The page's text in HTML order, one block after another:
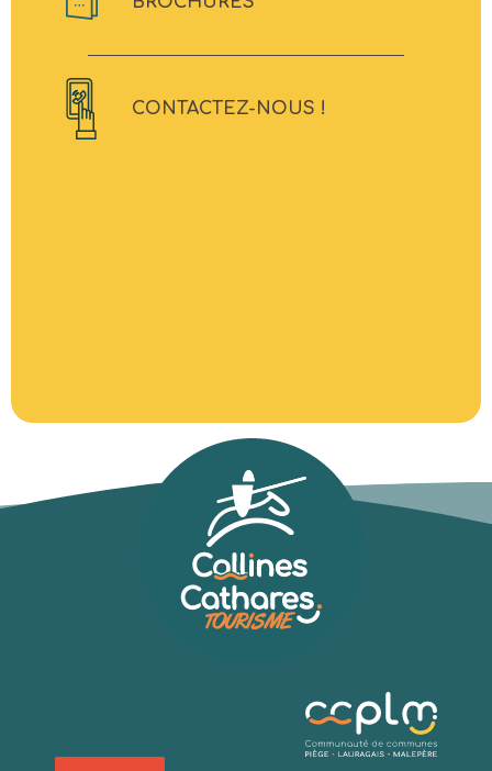
CONTACTEZ-NOUS !